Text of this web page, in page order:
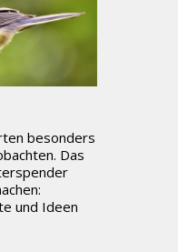
besonders
Das
und Ideen